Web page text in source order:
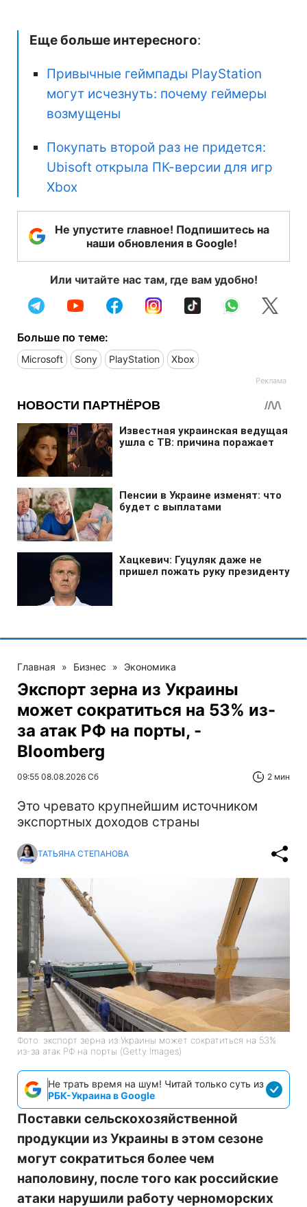
Еще больше интересного:
Привычные геймпады PlayStation
могут исчезнуть: почему геймеры
возмущены
Покупать второй раз не придется:
Ubisoft открыла ПК-версии для игр
Xbox
Не упустите главное! Подпишитесь на
наши обновления в Google!
Или читайте нас там, где вам удобно!
Больше по теме:
Microsoft Sony PlayStation Xbox
Главная » Бизнес » Экономика
Экспорт зерна из Украины
может сократиться на 53% из-
за атак РФ на порты, -
Bloomberg
09:55 08.08.2026 Сб 2 мин
Это чревато крупнейшим источником
экспортных доходов страны
ТАТЬЯНА СТЕПАНОВА
Фото: экспорт зерна из Украины может сократиться на 53%
из-за атак РФ на порты (Getty Images)
Не трать время на шум! Читай только суть из
РБК-Украина в Google
Поставки сельскохозяйственной
продукции из Украины в этом сезоне
могут сократиться более чем
наполовину, после того как российские
атаки нарушили работу черноморских